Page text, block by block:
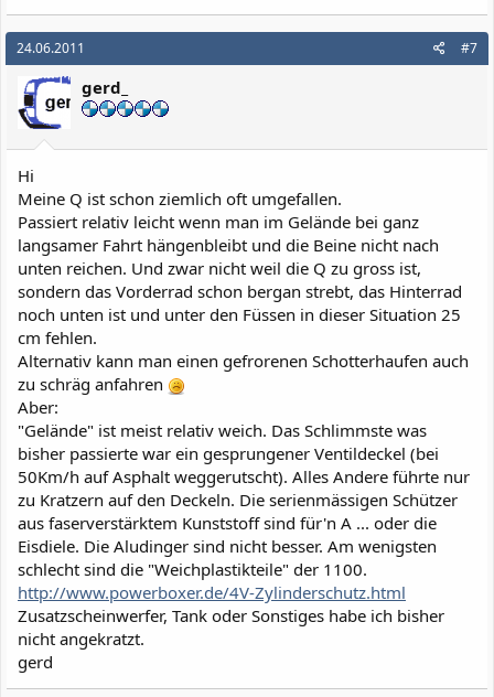
24.06.2011 #7
gerd_
Hi
Meine Q ist schon ziemlich oft umgefallen.
Passiert relativ leicht wenn man im Gelände bei ganz
langsamer Fahrt hängenbleibt und die Beine nicht nach
unten reichen. Und zwar nicht weil die Q zu gross ist,
sondern das Vorderrad schon bergan strebt, das Hinterrad
noch unten ist und unter den Füssen in dieser Situation 25
cm fehlen.
Alternativ kann man einen gefrorenen Schotterhaufen auch
zu schräg anfahren
Aber:
"Gelände" ist meist relativ weich. Das Schlimmste was
bisher passierte war ein gesprungener Ventildeckel (bei
50Km/h auf Asphalt weggerutscht). Alles Andere führte nur
zu Kratzern auf den Deckeln. Die serienmässigen Schützer
aus faserverstärktem Kunststoff sind für'n A ... oder die
Eisdiele. Die Aludinger sind nicht besser. Am wenigsten
schlecht sind die "Weichplastikteile" der 1100.
http://www.powerboxer.de/4V-Zylinderschutz.html
Zusatzscheinwerfer, Tank oder Sonstiges habe ich bisher
nicht angekratzt.
gerd